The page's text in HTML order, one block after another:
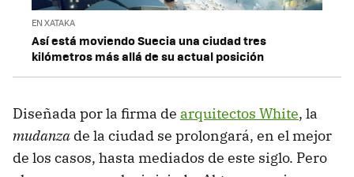
EN XATAKA
Así está moviendo Suecia una ciudad tres
kilómetros más allá de su actual posición
Diseñada por la firma de arquitectos White, la
mudanza de la ciudad se prolongará, en el mejor
de los casos, hasta mediados de este siglo. Pero